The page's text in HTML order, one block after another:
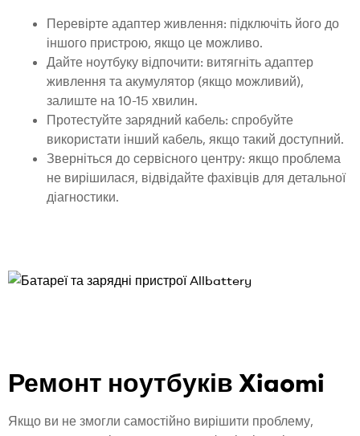
Перевірте адаптер живлення: підключіть його до
іншого пристрою, якщо це можливо.
Дайте ноутбуку відпочити: витягніть адаптер
живлення та акумулятор (якщо можливий),
залиште на 10-15 хвилин.
Протестуйте зарядний кабель: спробуйте
використати інший кабель, якщо такий доступний.
Зверніться до сервісного центру: якщо проблема
не вирішилася, відвідайте фахівців для детальної
діагностики.
Ремонт ноутбуків Xiaomi
Якщо ви не змогли самостійно вирішити проблему,